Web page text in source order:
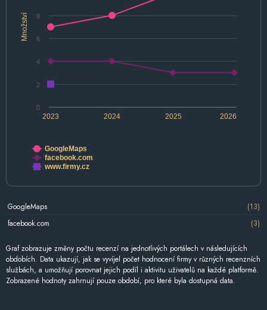
Množství
2024 2026
2023 2025
0
2
4
6
8
GoogleMaps
facebook.com
www.firmy.cz
GoogleMaps
(13)
facebook.com
(3)
Graf zobrazuje změny počtu recenzí na jednotlivých portálech v následujících
obdobích. Data ukazují, jak se vyvíjel počet hodnocení firmy v různých recenzních
službách, a umožňují porovnat jejich podíl i aktivitu uživatelů na každé platformě.
Zobrazené hodnoty zahrnují pouze období, pro které byla dostupná data.